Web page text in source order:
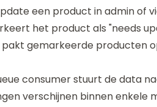
een product in admin of
het product als "needs
gemarkeerde producten
consumer stuurt de data
verschijnen binnen enkele